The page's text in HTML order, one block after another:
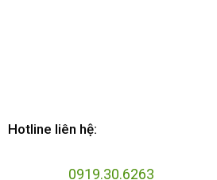
Hotline liên hệ:
0919.30.6263